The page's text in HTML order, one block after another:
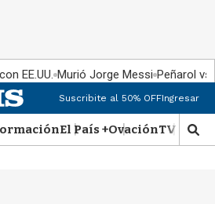
EE.UU. Murió Jorge Messi Peñarol
Suscribite al 50% OFFIngresar
El País +OvaciónTV Show
M
o